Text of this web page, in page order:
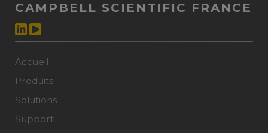
CAMPBELL SCIENTIFIC FRANCE
Accueil
Produits
Solutions
Support